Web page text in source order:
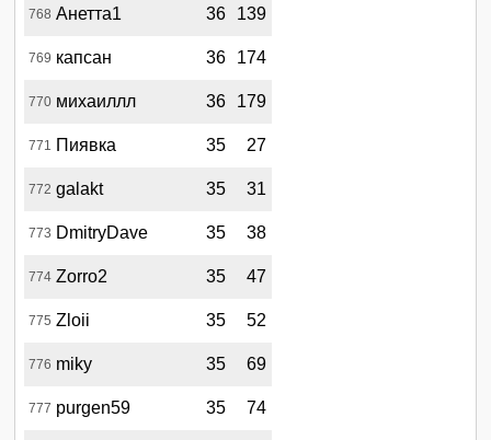
768 Анетта1 36 139
769 капсан 36 174
770 михаиллл 36 179
771 Пиявка 35 27
772 galakt 35 31
773 DmitryDave 35 38
774 Zorro2 35 47
775 Zloii 35 52
776 miky 35 69
777 purgen59 35 74